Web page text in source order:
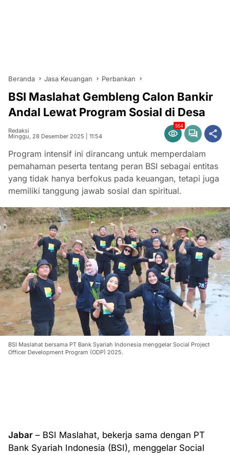
Beranda Jasa Keuangan Perbankan
BSI Maslahat Gembleng Calon Bankir
Andal Lewat Program Sosial di Desa
Redaksi
Minggu, 28 Desember 2025 | 11:54
554
Program intensif ini dirancang untuk memperdalam
pemahaman peserta tentang peran BSI sebagai entitas
yang tidak hanya berfokus pada keuangan, tetapi juga
memiliki tanggung jawab sosial dan spiritual.
BSI Maslahat bersama PT Bank Syariah Indonesia menggelar Social Project
Officer Development Program (ODP) 2025.
Jabar – BSI Maslahat, bekerja sama dengan PT
Bank Syariah Indonesia (BSI), menggelar Social